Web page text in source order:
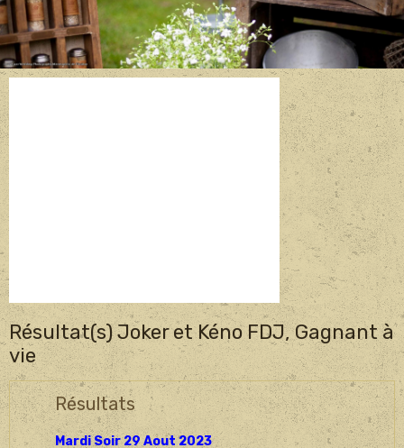
Résultat(s) Joker et Kéno FDJ, Gagnant à
vie
Résultats
Mardi Soir 29 Aout 2023